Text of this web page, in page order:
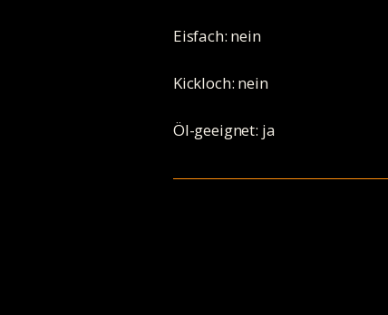
Eisfach: nein
Kickloch: nein
Öl-geeignet: ja